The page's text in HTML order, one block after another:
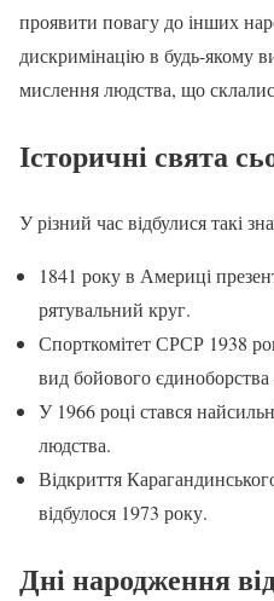
проявити повагу до інших
дискримінацію в будь-якому
мислення людства, що
Історичні свята
У різний час відбулися такі
1841 року в Америці
рятувальний круг.
Спорткомітет СРСР 1938
вид бойового
У 1966 році стався
людства.
Відкриття
відбулося 1973 року.
Дні народження